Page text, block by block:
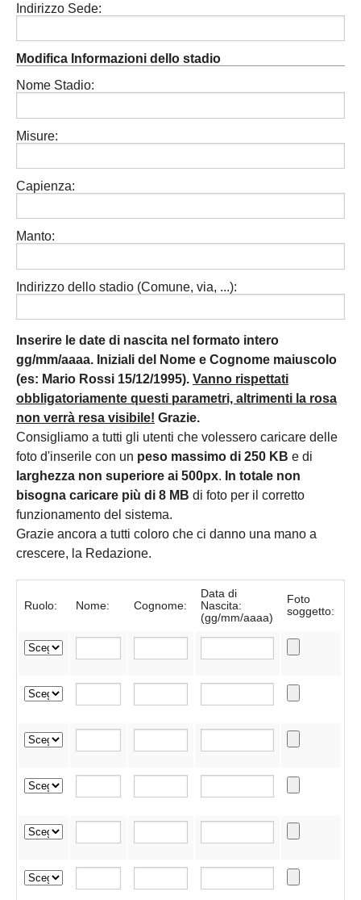
Indirizzo Sede:
Modifica Informazioni dello stadio
Nome Stadio:
Misure:
Capienza:
Manto:
Indirizzo dello stadio (Comune, via, ...):
Inserire le date di nascita nel formato intero
gg/mm/aaaa. Iniziali del Nome e Cognome maiuscolo
(es: Mario Rossi 15/12/1995). Vanno rispettati
obbligatoriamente questi parametri, altrimenti la rosa
non verrà resa visibile! Grazie.
Consigliamo a tutti gli utenti che volessero caricare delle
foto d'inserile con un peso massimo di 250 KB e di
larghezza non superiore ai 500px. In totale non
bisogna caricare più di 8 MB di foto per il corretto
funzionamento del sistema.
Grazie ancora a tutti coloro che ci danno una mano a
crescere, la Redazione.
Ruolo: Nome: Cognome:
Data di
Nascita:
(gg/mm/aaaa)
Foto
soggetto: